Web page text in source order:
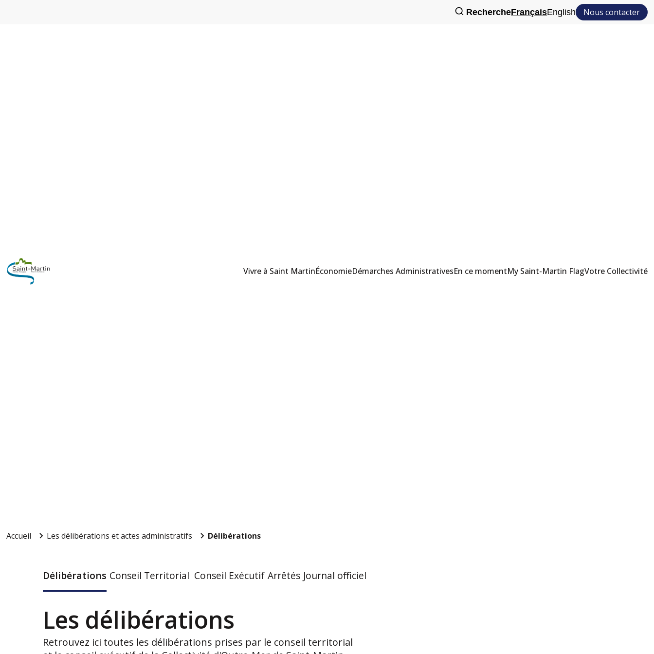
RechercheFrançaisEnglish Nous contacter
Vivre à Saint MartinÉconomieDémarches AdministrativesEn ce momentMy Saint-Martin FlagVotre Collectivité
Accueil Les délibérations et actes administratifs Délibérations
Délibérations Conseil Territorial Conseil Exécutif Arrêtés Journal officiel
Les délibérations
Retrouvez ici toutes les délibérations prises par le conseil territorial